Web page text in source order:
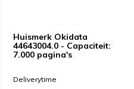
Huismerk Okidata
44643004.0 - Capaciteit:
7.000 pagina's
Deliverytime